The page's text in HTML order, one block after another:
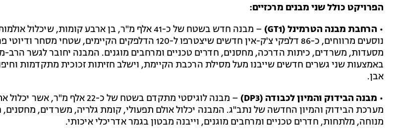
הפרויקט כולל שני מבנים מרכזיים:
• הרחבת מבנה הטרמינל (GT1)
– מבנה חדש בשטח של כ-41 אלף מ"ר, בן ארבע קומות, שיכלול
נוסעים מרווחים, כ-86 דלפקי צ'ק-אין חדשים שיצטרפו ל-120 הדלפקים הקיימים, שטחי מסחר
מסעדות, משרדים, כיתות הדרכה, מחסנים, חדרים טכניים ומרחבים מוגנים. המבנה יחובר לגשר הרב-
באמצעות שני גשרים חדשים שייבנו מעל מסילת הרכבת הקיימת, וישלב חזיתות זכוכית מתקדמות
אבן.
• מבנה הבידוק והמיון לכבודה (DP3)
– מבנה לוגיסטי מתקדם בשטח של כ-22 אלף מ"ר, אשר
מערכת הבידוק והמיון החדשה של נתב"ג. המבנה יכלול אולם תפעולי, קומת גלריה, משרדים, מחסנים,
מנוחה, מלתחות, חדרים טכניים ומרחבים מוגנים, וייבנה מבטון בגמר אדריכלי איכותי.